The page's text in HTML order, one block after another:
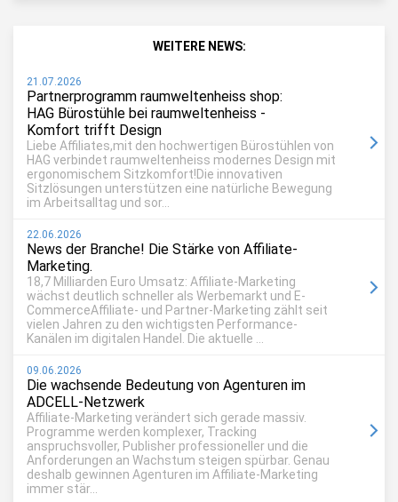
WEITERE NEWS:
21.07.2026
Partnerprogramm raumweltenheiss shop:
HAG Bürostühle bei raumweltenheiss -
Komfort trifft Design
Liebe Affiliates,mit den hochwertigen Bürostühlen von
HAG verbindet raumweltenheiss modernes Design mit
ergonomischem Sitzkomfort!Die innovativen
Sitzlösungen unterstützen eine natürliche Bewegung
im Arbeitsalltag und sor...
22.06.2026
News der Branche! Die Stärke von Affiliate-
Marketing.
18,7 Milliarden Euro Umsatz: Affiliate-Marketing
wächst deutlich schneller als Werbemarkt und E-
CommerceAffiliate- und Partner-Marketing zählt seit
vielen Jahren zu den wichtigsten Performance-
Kanälen im digitalen Handel. Die aktuelle ...
09.06.2026
Die wachsende Bedeutung von Agenturen im
ADCELL-Netzwerk
Affiliate-Marketing verändert sich gerade massiv.
Programme werden komplexer, Tracking
anspruchsvoller, Publisher professioneller und die
Anforderungen an Wachstum steigen spürbar. Genau
deshalb gewinnen Agenturen im Affiliate-Marketing
immer stär...